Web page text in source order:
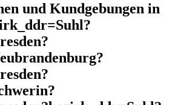
und Kundgebungen in